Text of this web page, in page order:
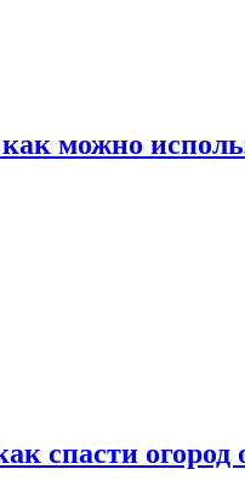
можно
спасти